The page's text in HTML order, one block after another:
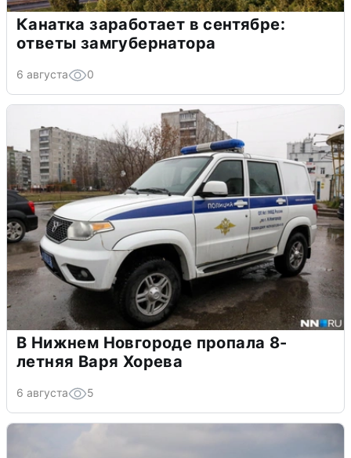
Канатка заработает в сентябре:
ответы замгубернатора
6 августа 0
В Нижнем Новгороде пропала 8-
летняя Варя Хорева
6 августа 5